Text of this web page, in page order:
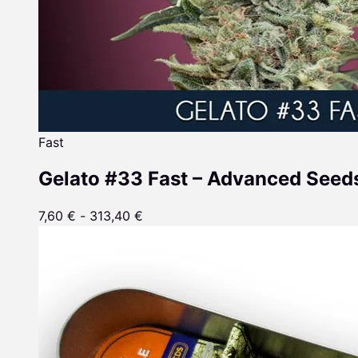
Fast
Gelato #33 Fast – Advanced
7,60 € - 313,40 €